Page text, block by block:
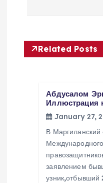
a
t
Related Posts
Абдусалом
Иллюстрация
January 27,
В Маргиланский
заявлением
узник,отбывший